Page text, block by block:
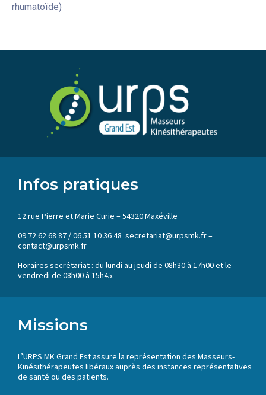
rhumatoïde)
Infos pratiques
12 rue Pierre et Marie Curie – 54320 Maxéville
09 72 62 68 87 / 06 51 10 36 48 secretariat@urpsmk.fr –
contact@urpsmk.fr
Horaires secrétariat : du lundi au jeudi de 08h30 à 17h00 et le
vendredi de 08h00 à 15h45.
Missions
L’URPS MK Grand Est assure la représentation des Masseurs-
Kinésithérapeutes libéraux auprès des instances représentatives
de santé ou des patients.